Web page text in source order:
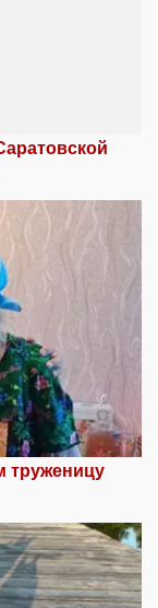
труженицу